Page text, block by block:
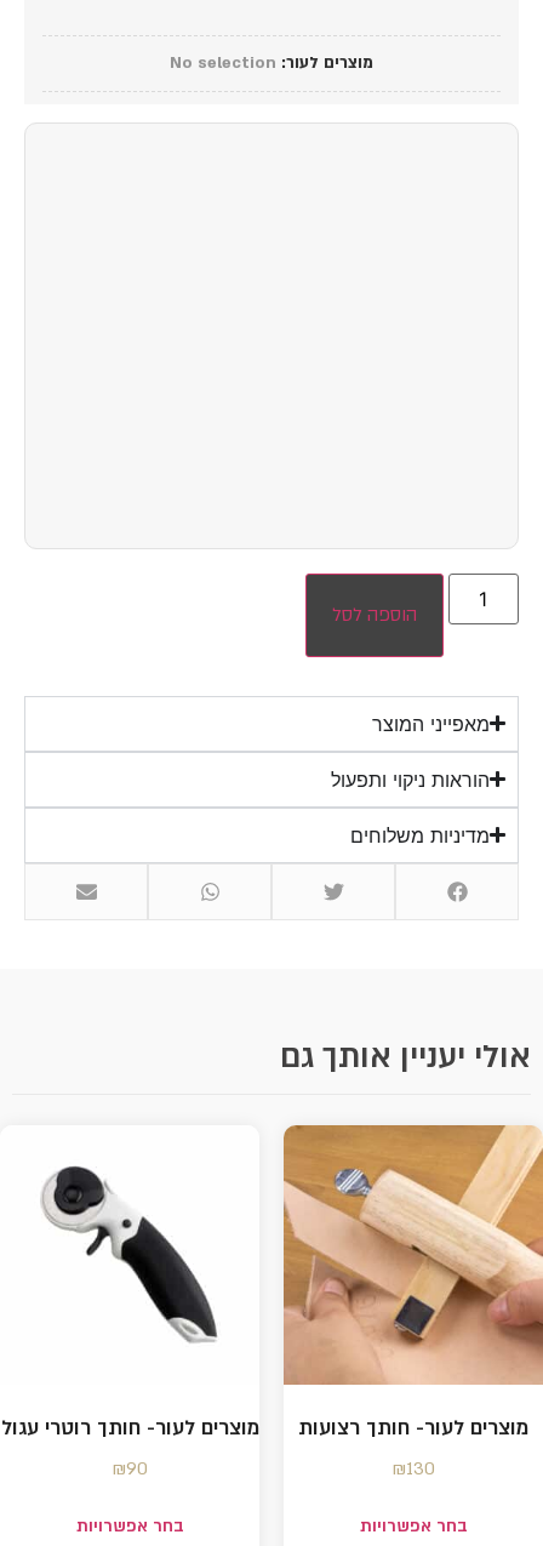
מוצרים לעור:
No selection
הוספה לסל
מאפייני המוצר
הוראות ניקוי ותפעול
מדיניות משלוחים
אולי יעניין אותך גם
מוצרים לעור- חותך רצועות
₪130
בחר אפשרויות
מוצרים לעור- חותך רוטרי עגול
₪90
בחר אפשרויות